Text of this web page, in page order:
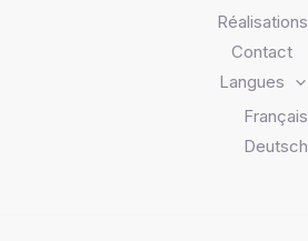
Réalisations
Contact
Langues
Français
Deutsch